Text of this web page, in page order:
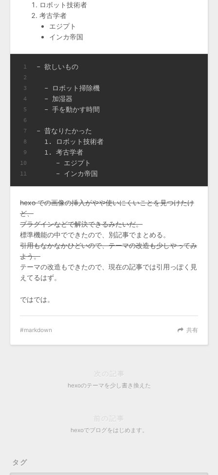
ロボット技術者
考古学者
エジプト
インカ帝国
1
2
3
4
5
6
7
8
9
10
11
- 欲しいもの
  -
ロボット掃除機
  -
加湿器
  -
手を動かす時間
- 昔なりたかった
  1.
ロボット技術者
  1.
考古学者
     -
エジプト
     -
インカ帝国
hexo での画像の挿入がやや使いにくいことを見つけたけ
ど、
プラグインなどで解決できるみたいだ。
標準機能の中でできたので、別記事でまとめる。
引用もなかなかひどいので、テーマの改造も少しやってみ
よう。
テーマの改造もできたので、現在の記事では引用っぽく見
えてるはず。
ではでは。
共有
markdown
次の記事
hexoのテーマを少し書き換えた
前の記事
hexoでブログをはじめます。
タグ